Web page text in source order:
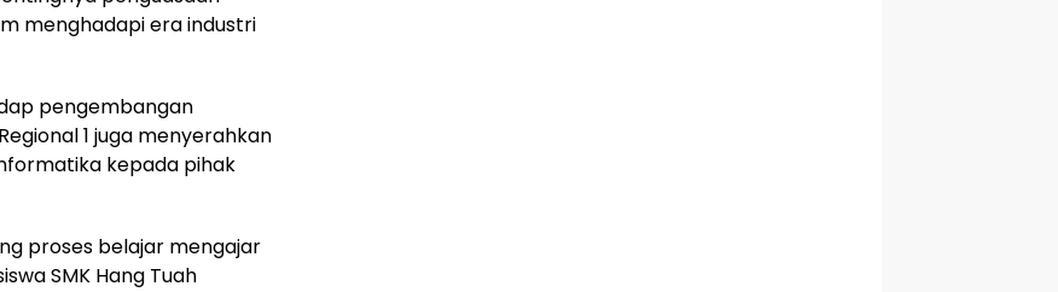
menghadapi era industri
pengembangan
1 juga menyerahkan
kepada pihak
proses belajar mengajar
SMK Hang Tuah